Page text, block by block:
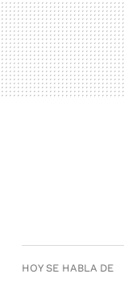
HOY SE HABLA DE